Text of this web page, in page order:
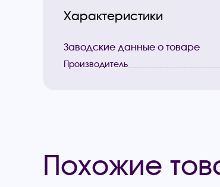
Характеристики
Заводские данные о товаре
Производитель
Похожие